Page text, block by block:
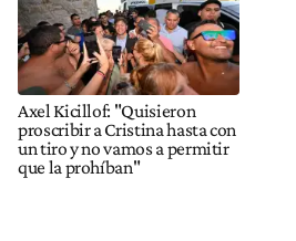
Axel Kicillof: "Quisieron
proscribir a Cristina hasta con
un tiro y no vamos a permitir
que la prohíban"